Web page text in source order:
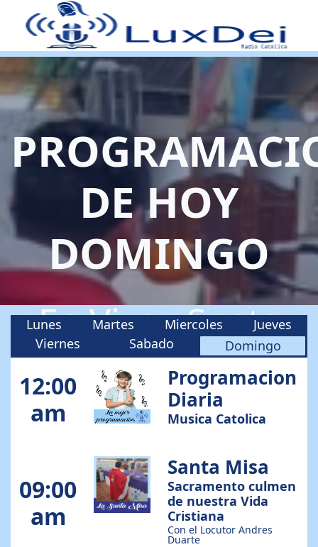
DE HOY
DOMINGO
En Vivo : Santa
Misa Con Andres
Duarte
Lunes Martes Miercoles
Jueves
Viernes
Sabado Domingo
12:00
am
Programacion
Diaria
Musica Catolica
09:00
am
Santa Misa
Sacramento culmen
de nuestra Vida
Cristiana
Con el Locutor Andres
Duarte